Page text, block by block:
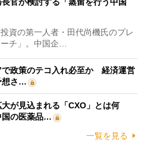
資の第一人者・田代尚機氏のプレ
チ」。中国企…
で政策のテコ入れ必至か 経済運営
想さ…
が見込まれる「CXO」とは何
の医薬品…
一覧を見る